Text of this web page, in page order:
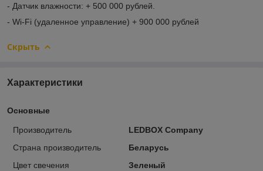
- Датчик влажности: + 500 000 рублей.
- Wi-Fi (удаленное управление) + 900 000 рублей
Скрыть
Характеристики
Основные
Производитель
LEDBOX Company
Страна производитель
Беларусь
Цвет свечения
Зеленый